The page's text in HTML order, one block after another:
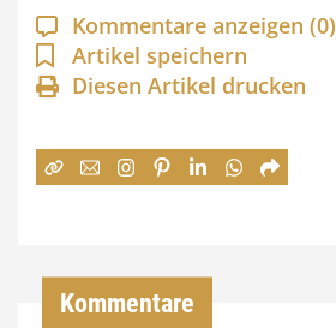
a
n
n
:
Kommentare anzeigen (0)
Artikel speichern
Diesen Artikel drucken
Kommentare